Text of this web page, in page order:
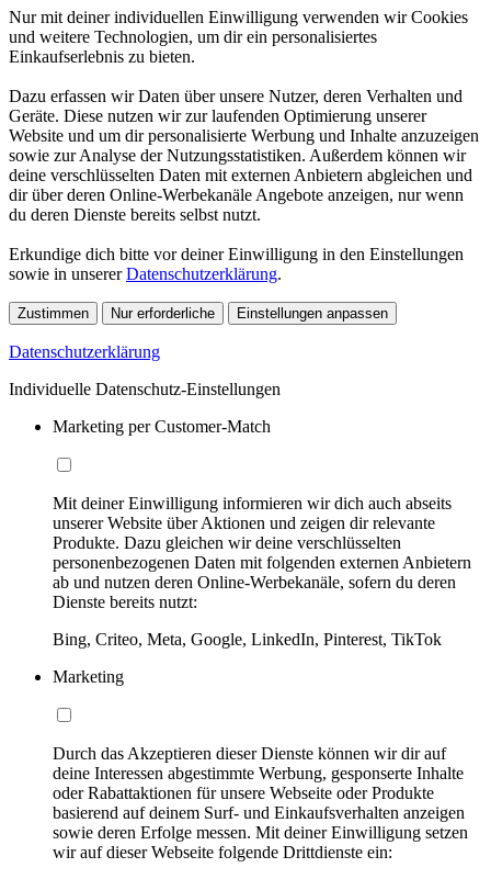
Nur mit deiner individuellen Einwilligung verwenden wir Cookies
und weitere Technologien, um dir ein personalisiertes
Einkaufserlebnis zu bieten.
Dazu erfassen wir Daten über unsere Nutzer, deren Verhalten und
Geräte. Diese nutzen wir zur laufenden Optimierung unserer
Website und um dir personalisierte Werbung und Inhalte anzuzeigen
sowie zur Analyse der Nutzungsstatistiken. Außerdem können wir
deine verschlüsselten Daten mit externen Anbietern abgleichen und
dir über deren Online-Werbekanäle Angebote anzeigen, nur wenn
du deren Dienste bereits selbst nutzt.
Erkundige dich bitte vor deiner Einwilligung in den Einstellungen
sowie in unsererDatenschutzerklärung.
Zustimmen Nur erforderliche Einstellungen anpassen
Datenschutzerklärung
Individuelle Datenschutz-Einstellungen
Marketing per Customer-Match
Mit deiner Einwilligung informieren wir dich auch abseits
unserer Website über Aktionen und zeigen dir relevante
Produkte. Dazu gleichen wir deine verschlüsselten
personenbezogenen Daten mit folgenden externen Anbietern
ab und nutzen deren Online-Werbekanäle, sofern du deren
Dienste bereits nutzt:
Bing, Criteo, Meta, Google, LinkedIn, Pinterest, TikTok
Marketing
Durch das Akzeptieren dieser Dienste können wir dir auf
deine Interessen abgestimmte Werbung, gesponserte Inhalte
oder Rabattaktionen für unsere Webseite oder Produkte
basierend auf deinem Surf- und Einkaufsverhalten anzeigen
sowie deren Erfolge messen. Mit deiner Einwilligung setzen
wir auf dieser Webseite folgende Drittdienste ein: